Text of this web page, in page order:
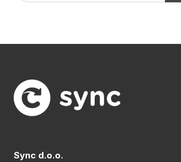
Sync d.o.o.